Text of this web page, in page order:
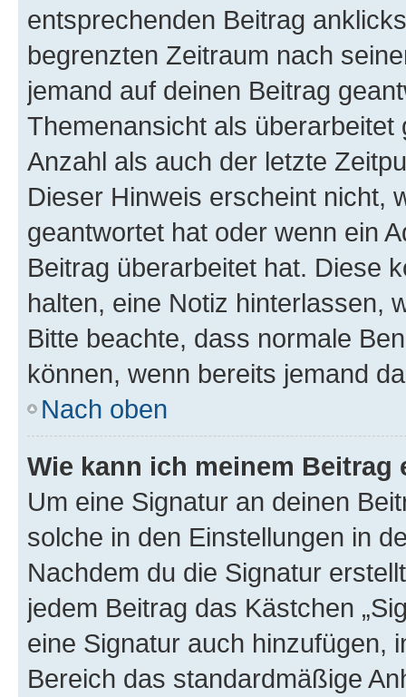
entsprechenden Beitrag
begrenzten Zeitraum nach
jemand auf deinen Beitrag
Themenansicht als
Anzahl als auch der letzte
Dieser Hinweis erscheint nicht,
geantwortet hat oder wenn ein
Beitrag überarbeitet hat. Diese
halten, eine Notiz hinterlassen,
Bitte beachte, dass normale
können, wenn bereits jemand
Nach oben
Wie kann ich meinem
Um eine Signatur an deinen
solche in den Einstellungen in
Nachdem du die Signatur
jedem Beitrag das Kästchen
eine Signatur auch hinzufügen,
Bereich das standardmäßige